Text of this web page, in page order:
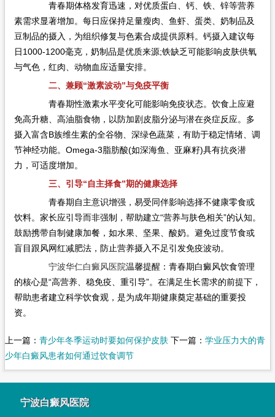
青春期体格发育迅速，对优质蛋白、钙、铁、锌等营养
素需求显著增加。每日应保持足量瘦肉、鱼虾、蛋类、奶制品及
豆制品的摄入，为组织修复与色素合成提供原料。钙摄入建议每
日1000-1200毫克，奶制品是优质来源;铁缺乏可能影响皮肤供氧
与气色，红肉、动物血应适量安排。
二、兼顾“激素波动”与免疫平衡
青春期性激素水平变化可能影响免疫状态。饮食上应避
免高升糖、高油脂食物，以防加剧皮脂分泌与潜在炎症反应。多
摄入富含B族维生素的全谷物、深绿色蔬菜，有助于稳定情绪、调
节神经功能。Omega-3脂肪酸(如深海鱼、亚麻籽)具有抗炎潜
力，可适度增加。
三、引导“自主择食”期的健康选择
青春期自主意识增强，易受同伴影响选择不健康零食或
饮料。家长应引导而非强制，帮助建立“营养与肤色相关”的认知。
鼓励携带自制健康加餐，如水果、坚果、酸奶。避免过度节食或
盲目跟风网红减肥法，防止营养摄入不足引发免疫波动。
宁波华仁白癜风医院温馨提醒：青春期白癜风饮食管理
的核心是“高营养、稳免疫、重引导”。在满足生长需求的前提下，
帮助患者建立科学饮食观，是为成年期健康奠定基础的重要投
资。
上一篇： 青少年冬季运动时要如何保护皮肤下一篇： 学业压力大的青
少年白癜风患者如何通过饮食调节
宁波白癜风医院